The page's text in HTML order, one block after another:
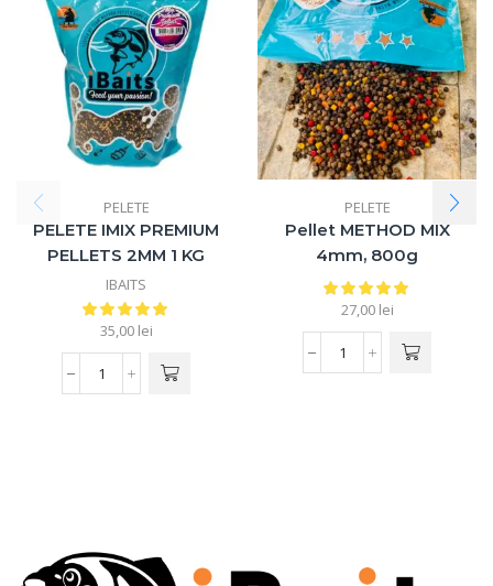
PELETE
PELETE IMIX PREMIUM
PELLETS 2MM 1 KG
IBAITS
35,00 lei
PELETE
Pellet METHOD MIX
4mm, 800g
27,00 lei